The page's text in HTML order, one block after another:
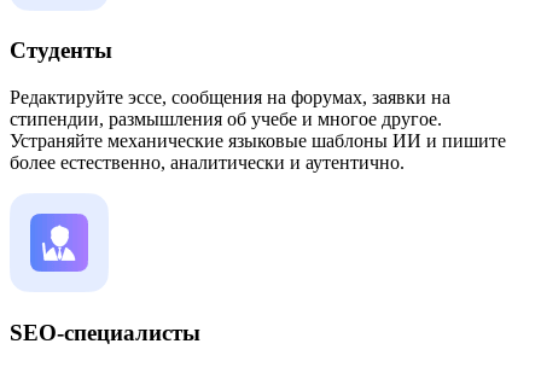
Студенты
Редактируйте эссе, сообщения на форумах, заявки на
стипендии, размышления об учебе и многое другое.
Устраняйте механические языковые шаблоны ИИ и пишите
более естественно, аналитически и аутентично.
SEO-специалисты